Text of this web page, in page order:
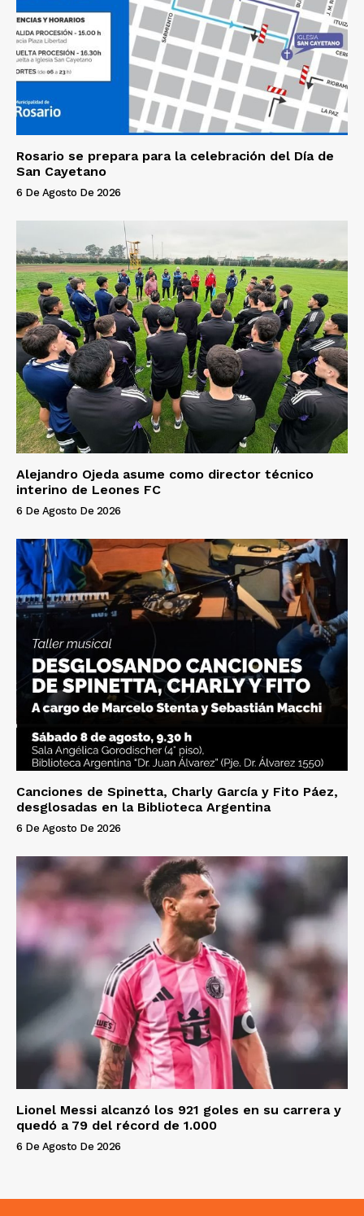
Rosario se prepara para la celebración del Día de
San Cayetano
6 De Agosto De 2026
Alejandro Ojeda asume como director técnico
interino de Leones FC
6 De Agosto De 2026
Canciones de Spinetta, Charly García y Fito Páez,
desglosadas en la Biblioteca Argentina
6 De Agosto De 2026
Lionel Messi alcanzó los 921 goles en su carrera y
quedó a 79 del récord de 1.000
6 De Agosto De 2026